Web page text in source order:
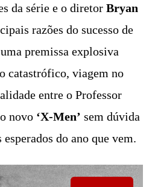
da série e o diretor Bryan
razões do sucesso de
premissa explosiva
catastrófico, viagem no
entre o Professor
novo ‘X-Men’ sem dúvida
do ano que vem.